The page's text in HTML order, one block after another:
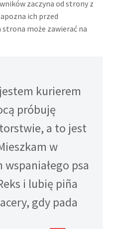
zaczyna od strony z
ich przed
może zawierać na
kurierem
próbuję
a to jest
w
psa
i lubię piña
gdy pada